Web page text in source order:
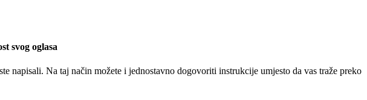
svog oglasa
napisali. Na taj način možete i jednostavno dogovoriti instrukcije umjesto da vas traže preko